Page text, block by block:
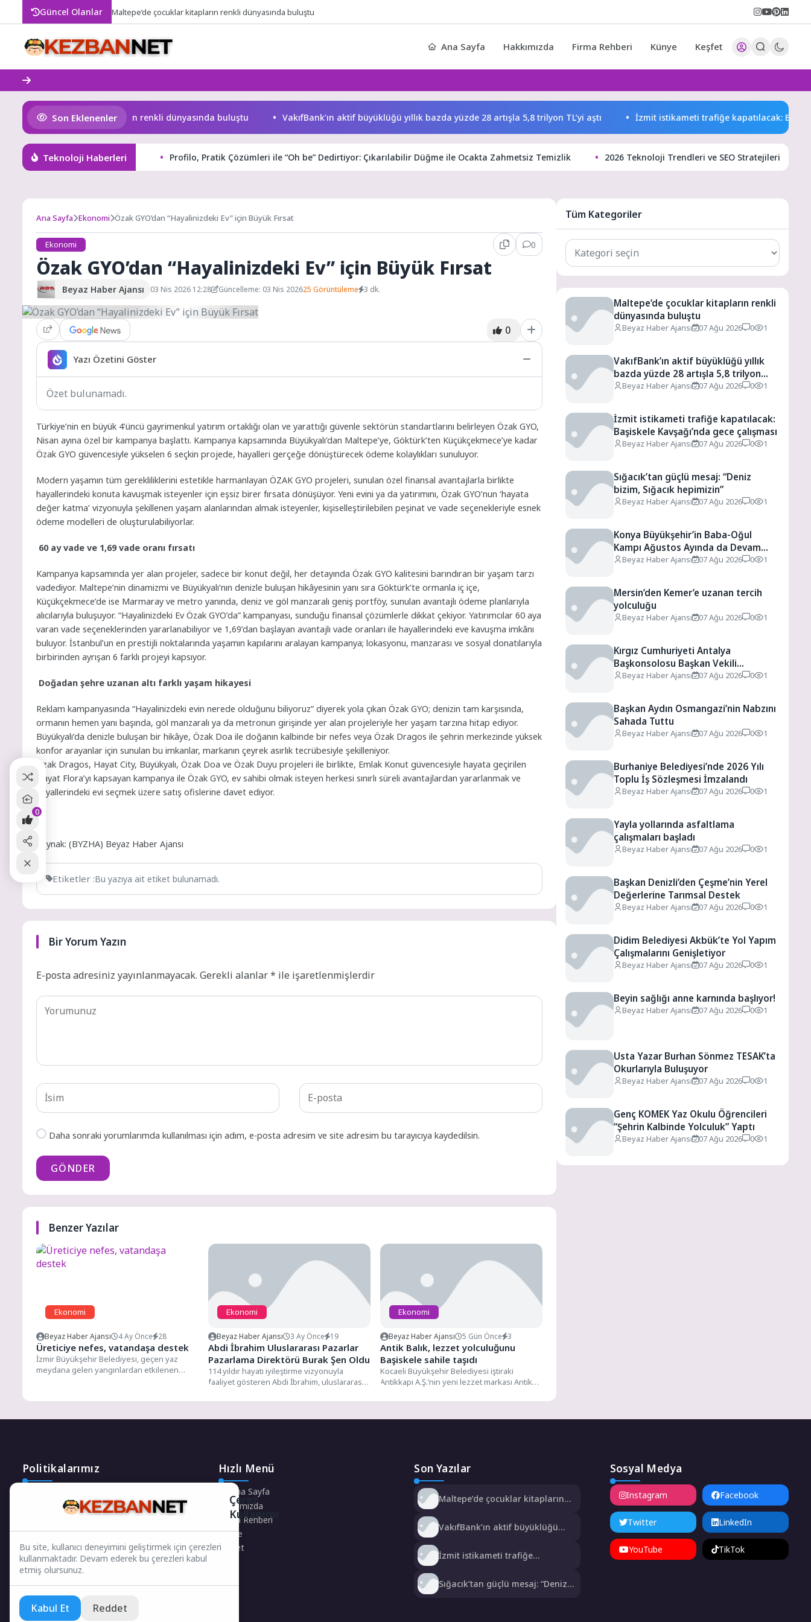
Güncel Olanlar Maltepe’de çocuklar kitapların renkli dünyasında buluştu
Ana Sayfa Hakkımızda Firma Rehberi Künye Keşfet
Son Eklenenler
çocuklar kitapların renkli dünyasında buluştu VakıfBank’ın aktif büyüklüğü yıllık bazda yüzde 28 artışla 5,8 trilyon TL’yi aştı İzmit istikameti trafiğe kapatılacak: Başiskele
Teknoloji Haberleri Profilo, Pratik Çözümleri ile “Oh be” Dedirtiyor: Çıkarılabilir Düğme ile Ocakta Zahmetsiz Temizlik 2026 Teknoloji Trendleri ve SEO Stratejileri
Ana Sayfa Ekonomi Özak GYO’dan “Hayalinizdeki Ev” için Büyük Fırsat
Ekonomi 0
Özak GYO’dan “Hayalinizdeki Ev” için Büyük Fırsat
Beyaz Haber Ajansı 03 Nis 2026 12:28 Güncelleme: 03 Nis 202625 Görüntüleme 3 dk.
0
Yazı Özetini Göster
Özet bulunamadı.
Türkiye’nin en büyük 4’üncü gayrimenkul yatırım ortaklığı olan ve yarattığı güvenle sektörün standartlarını belirleyen Özak GYO,
Nisan ayına özel bir kampanya başlattı. Kampanya kapsamında Büyükyalı’dan Maltepe’ye, Göktürk’ten Küçükçekmece’ye kadar
Özak GYO güvencesiyle yükselen 6 seçkin projede, hayalleri gerçeğe dönüştürecek ödeme kolaylıkları sunuluyor.
Modern yaşamın tüm gerekliliklerini estetikle harmanlayan ÖZAK GYO projeleri, sunulan özel finansal avantajlarla birlikte
hayallerindeki konuta kavuşmak isteyenler için eşsiz birer fırsata dönüşüyor. Yeni evini ya da yatırımını, Özak GYO’nun ‘hayata
değer katma’ vizyonuyla şekillenen yaşam alanlarından almak isteyenler, kişiselleştirilebilen peşinat ve vade seçenekleriyle esnek
ödeme modelleri de oluşturulabiliyorlar.
60 ay vade ve 1,69 vade oranı fırsatı
Kampanya kapsamında yer alan projeler, sadece bir konut değil, her detayında Özak GYO kalitesini barındıran bir yaşam tarzı
vadediyor. Maltepe’nin dinamizmi ve Büyükyalı’nın denizle buluşan hikâyesinin yanı sıra Göktürk’te ormanla iç içe,
Küçükçekmece’de ise Marmaray ve metro yanında, deniz ve göl manzaralı geniş portföy, sunulan avantajlı ödeme planlarıyla
alıcılarıyla buluşuyor. “Hayalinizdeki Ev Özak GYO’da” kampanyası, sunduğu finansal çözümlerle dikkat çekiyor. Yatırımcılar 60 aya
varan vade seçeneklerinden yararlanabiliyor ve 1,69’dan başlayan avantajlı vade oranları ile hayallerindeki eve kavuşma imkânı
buluyor. İstanbul’un en prestijli noktalarında yaşamın kapılarını aralayan kampanya; lokasyonu, manzarası ve sosyal donatılarıyla
birbirinden ayrışan 6 farklı projeyi kapsıyor.
Doğadan şehre uzanan altı farklı yaşam hikayesi
Reklam kampanyasında “Hayalinizdeki evin nerede olduğunu biliyoruz” diyerek yola çıkan Özak GYO; denizin tam karşısında,
ormanın hemen yanı başında, göl manzaralı ya da metronun girişinde yer alan projeleriyle her yaşam tarzına hitap ediyor.
Büyükyalı’da denizle buluşan bir hikâye, Özak Doa ile doğanın kalbinde bir nefes veya Özak Dragos ile şehrin merkezinde yüksek
konfor arayanlar için sunulan bu imkanlar, markanın çeyrek asırlık tecrübesiyle şekilleniyor.
Özak Dragos, Hayat City, Büyükyalı, Özak Doa ve Özak Duyu projeleri ile birlikte, Emlak Konut güvencesiyle hayata geçirilen
Hayat Flora’yı kapsayan kampanya ile Özak GYO, ev sahibi olmak isteyen herkesi sınırlı süreli avantajlardan yararlanmak ve
hayallerindeki evi seçmek üzere satış ofislerine davet ediyor.
Kaynak: (BYZHA) Beyaz Haber Ajansı
Etiketler :Bu yazıya ait etiket bulunamadı.
Bir Yorum Yazın
E-posta adresiniz yayınlanmayacak. Gerekli alanlar* ile işaretlenmişlerdir
Daha sonraki yorumlarımda kullanılması için adım, e-posta adresim ve site adresim bu tarayıcıya kaydedilsin.
GÖNDER
Benzer Yazılar
Ekonomi
Beyaz Haber Ajansı 4 Ay Önce 28
Üreticiye nefes, vatandaşa destek
İzmir Büyükşehir Belediyesi, geçen yaz
meydana gelen yangınlardan etkilenen
Ekonomi
Beyaz Haber Ajansı 3 Ay Önce 19
Abdi İbrahim Uluslararası Pazarlar
Pazarlama Direktörü Burak Şen Oldu
114 yıldır hayatı iyileştirme vizyonuyla
faaliyet gösteren Abdi İbrahim, uluslararası
büyüme...
Ekonomi
Beyaz Haber Ajansı 5 Gün Önce 3
Antik Balık, lezzet yolculuğunu
Başiskele sahile taşıdı
Kocaeli Büyükşehir Belediyesi iştiraki
Antikkapı A.Ş.’nin yeni lezzet markası Antik
Tüm Kategoriler
Tüm
Kategoriler
Maltepe’de çocuklar kitapların renkli
dünyasında buluştu
Beyaz Haber Ajansı 07 Ağu 2026 0 1
VakıfBank’ın aktif büyüklüğü yıllık
bazda yüzde 28 artışla 5,8 trilyon
TL’yi aştı
Beyaz Haber Ajansı 07 Ağu 2026 0 1
İzmit istikameti trafiğe kapatılacak:
Başiskele Kavşağı’nda gece çalışması
Beyaz Haber Ajansı 07 Ağu 2026 0 1
Sığacık’tan güçlü mesaj: “Deniz
bizim, Sığacık hepimizin”
Beyaz Haber Ajansı 07 Ağu 2026 0 1
Konya Büyükşehir’in Baba-Oğul
Kampı Ağustos Ayında da Devam
Edecek
Beyaz Haber Ajansı 07 Ağu 2026 0 1
Mersin’den Kemer’e uzanan tercih
yolculuğu
Beyaz Haber Ajansı 07 Ağu 2026 0 1
Kırgız Cumhuriyeti Antalya
Başkonsolosu Başkan Vekili
Özdemir’i ziyaret etti
Beyaz Haber Ajansı 07 Ağu 2026 0 1
Başkan Aydın Osmangazi’nin Nabzını
Sahada Tuttu
Beyaz Haber Ajansı 07 Ağu 2026 0 1
Burhaniye Belediyesi’nde 2026 Yılı
Toplu İş Sözleşmesi İmzalandı
Beyaz Haber Ajansı 07 Ağu 2026 0 1
Yayla yollarında asfaltlama
çalışmaları başladı
Beyaz Haber Ajansı 07 Ağu 2026 0 1
Başkan Denizli’den Çeşme’nin Yerel
Değerlerine Tarımsal Destek
Beyaz Haber Ajansı 07 Ağu 2026 0 1
Didim Belediyesi Akbük’te Yol Yapım
Çalışmalarını Genişletiyor
Beyaz Haber Ajansı 07 Ağu 2026 0 1
Beyin sağlığı anne karnında başlıyor!
Beyaz Haber Ajansı 07 Ağu 2026 0 1
Usta Yazar Burhan Sönmez TESAK’ta
Okurlarıyla Buluşuyor
Beyaz Haber Ajansı 07 Ağu 2026 0 1
Genç KOMEK Yaz Okulu Öğrencileri
“Şehrin Kalbinde Yolculuk” Yaptı
Beyaz Haber Ajansı 07 Ağu 2026 0 1
Politikalarımız
Çerez Politikası
Telif Hakları Politikası
Hızlı Menü
Ana Sayfa
Hakkımızda
Firma Rehberi
Künye
Keşfet
Son Yazılar
Maltepe’de çocuklar kitapların
VakıfBank’ın aktif büyüklüğü
trilyon TL’yi aştı
İzmit istikameti trafiğe
Kavşağı’nda gece çalışması
Sığacık’tan güçlü mesaj: “Deniz
Sosyal Medya
Instagram Facebook
Twitter LinkedIn
YouTube TikTok
0
Çerez
Kullanımı
Bu site, kullanıcı deneyimini geliştirmek için çerezleri
kullanmaktadır. Devam ederek bu çerezleri kabul
etmiş olursunuz.
Kabul Et Reddet